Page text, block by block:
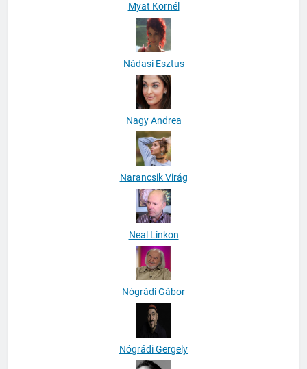
Myat Kornél
Nádasi Esztus
Nagy Andrea
Narancsik Virág
Neal Linkon
Nógrádi Gábor
Nógrádi Gergely